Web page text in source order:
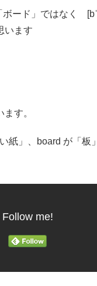
ード」ではなく
います
す。
紙」、board が「板
Follow me!